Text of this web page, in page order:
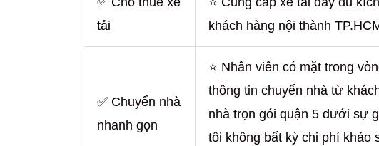
tải
khách hàng nội thành
✅ Chuyển nhà
nhanh gọn
⭐ Nhân viên có mặt trong
thông tin chuyển nhà từ
nhà trọn gói quận 5 dưới sự
tôi không bất kỳ chi phí khảo